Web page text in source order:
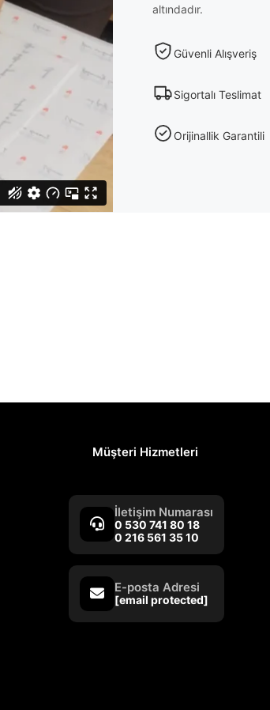
altındadır.
Güvenli Alışveriş
Sigortalı Teslimat
Orijinallik Garantili
Müşteri Hizmetleri
İletişim Numarası
0 530 741 80 18
0 216 561 35 10
E-posta Adresi
[email protected]